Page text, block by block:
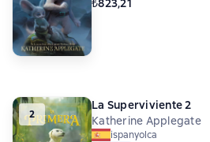
₺823,21
2
La Superviviente 2
Katherine Applegate
ispanyolca